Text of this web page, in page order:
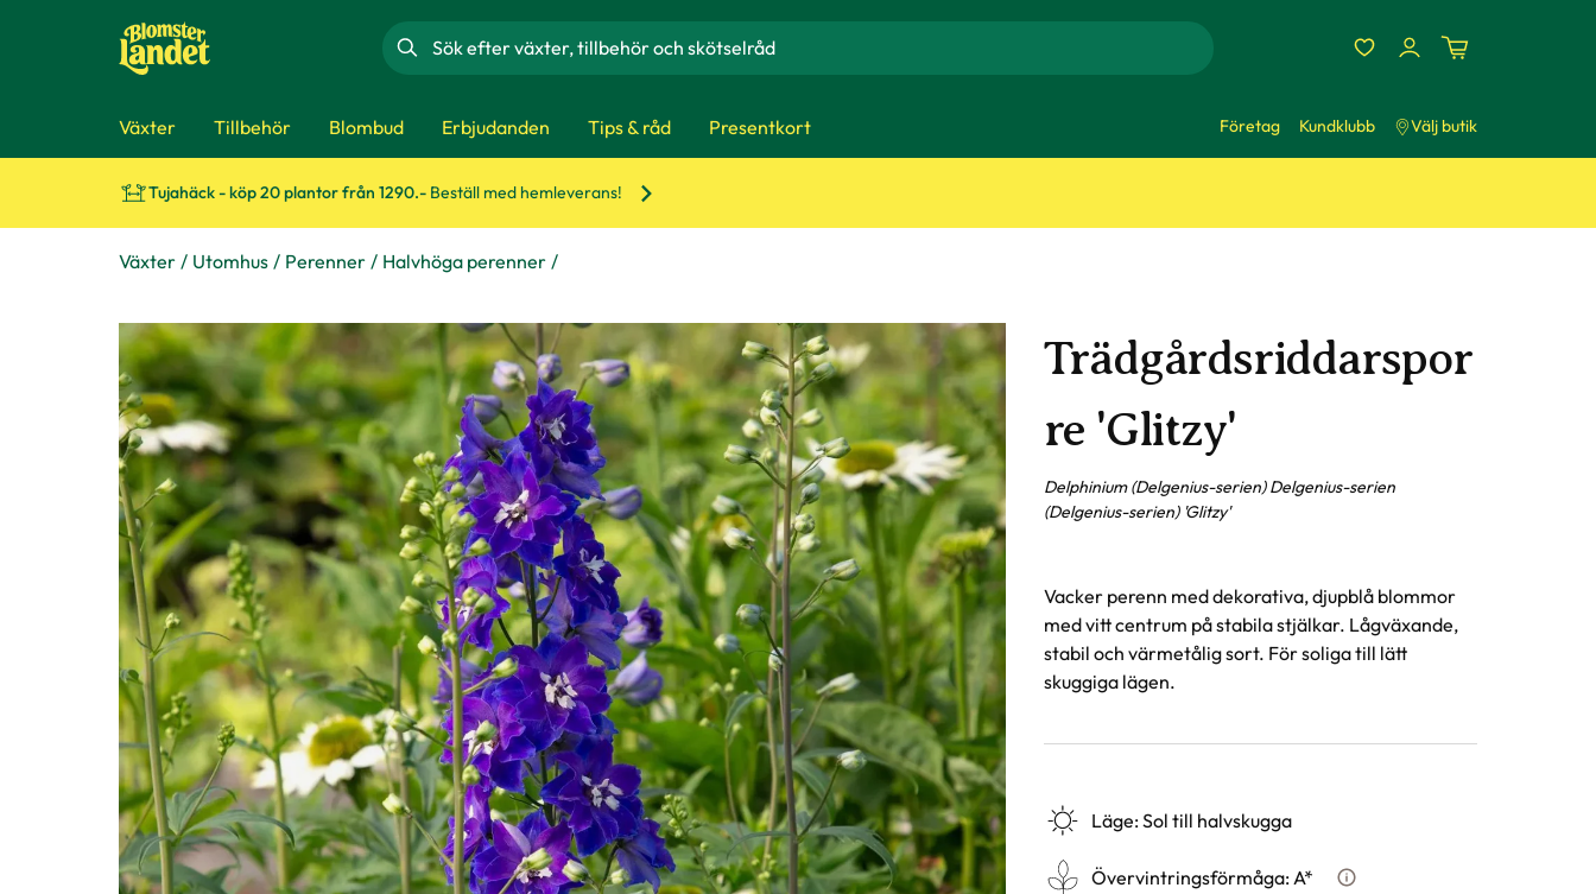
Sök
Växter Tillbehör Blombud Erbjudanden Tips & råd Presentkort Företag Kundklubb Välj butik
Tujahäck - köp 20 plantor från 1290.- Beställ med hemleverans!
Växter Utomhus Perenner Halvhöga perenner
Trädgårdsriddarspor
re 'Glitzy'
Delphinium (Delgenius-serien) Delgenius-serien
(Delgenius-serien) 'Glitzy'
Vacker perenn med dekorativa, djupblå blommor
med vitt centrum på stabila stjälkar. Lågväxande,
stabil och värmetålig sort. För soliga till lätt
skuggiga lägen.
Läge:Sol till halvskugga
Övervintringsförmåga:A*